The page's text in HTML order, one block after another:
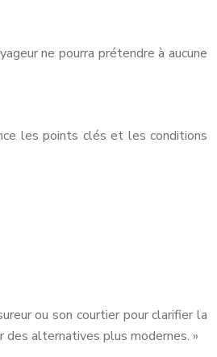
ne pourra prétendre à aucune
les points clés et les conditions
ou son courtier pour clarifier la
des alternatives plus modernes. »